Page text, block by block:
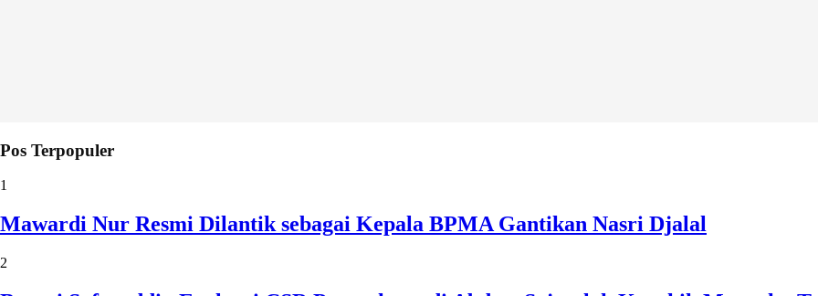
Pos Terpopuler
1
Mawardi Nur Resmi Dilantik sebagai Kepala BPMA Gantikan Nasri Djalal
2